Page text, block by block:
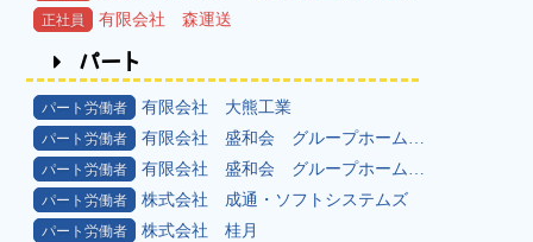
正社員 有限会社 森運送
パート
パート労働者 有限会社 大熊工業
パート労働者 有限会社 盛和会 グループホームのぞみ苑
パート労働者 有限会社 盛和会 グループホームのぞみ苑
パート労働者 株式会社 成通・ソフトシステムズ
パート労働者 株式会社 桂月